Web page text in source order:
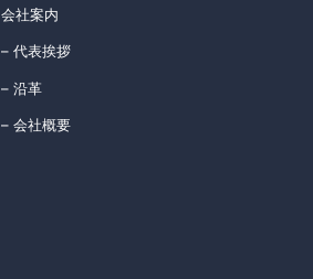
会社案内
– 代表挨拶
– 沿革
–会社概要